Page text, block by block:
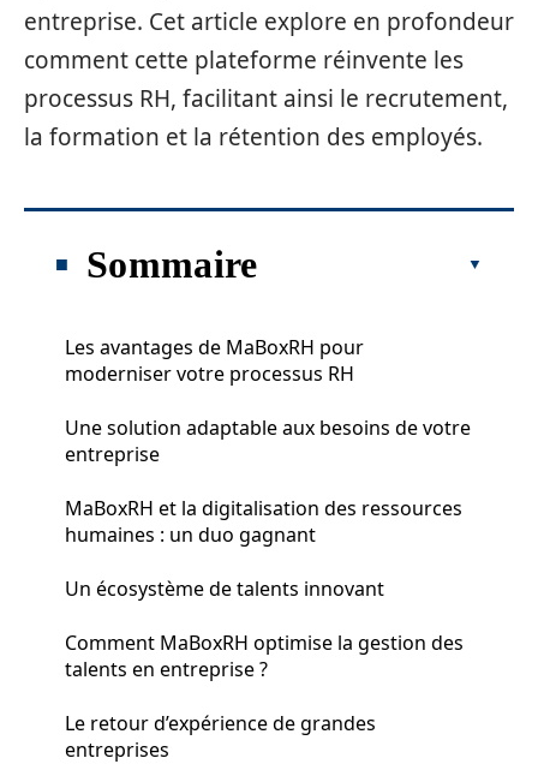
entreprise. Cet article explore en profondeur
comment cette plateforme réinvente les
processus RH, facilitant ainsi le recrutement,
la formation et la rétention des employés.
Sommaire
Les avantages de MaBoxRH pour
moderniser votre processus RH
Une solution adaptable aux besoins de votre
entreprise
MaBoxRH et la digitalisation des ressources
humaines : un duo gagnant
Un écosystème de talents innovant
Comment MaBoxRH optimise la gestion des
talents en entreprise ?
Le retour d’expérience de grandes
entreprises